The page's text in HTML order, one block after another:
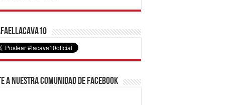
a nuestra comunidad de Facebook